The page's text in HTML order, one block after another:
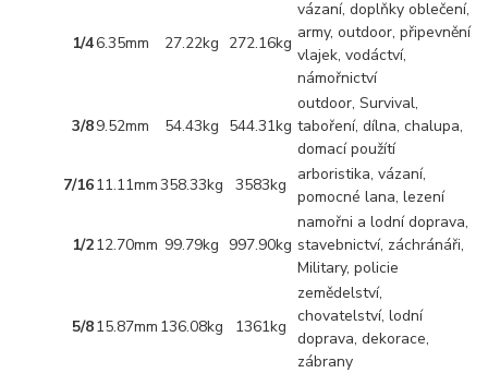
1/46.35mm 27.22kg 272.16kg
vázaní, doplňky oblečení,
army, outdoor, připevnění
vlajek, vodáctví,
námořnictví
3/89.52mm 54.43kg 544.31kg
outdoor, Survival,
taboření, dílna, chalupa,
domací použítí
7/1611.11mm358.33kg 3583kg
arboristika, vázaní,
pomocné lana, lezení
1/212.70mm 99.79kg 997.90kg
namořni a lodní doprava,
stavebnictví, záchránáři,
Military, policie
5/815.87mm 136.08kg 1361kg
zemědelství,
chovatelství, lodní
doprava, dekorace,
zábrany